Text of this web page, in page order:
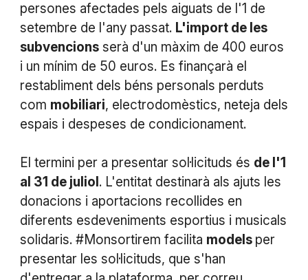
persones afectades pels aiguats de l'1 de
setembre de l'any passat. L'import de les
subvencionsserà d'un màxim de 400 euros
i un mínim de 50 euros. Es finançarà el
restabliment dels béns personals perduts
com mobiliari, electrodomèstics, neteja dels
espais i despeses de condicionament.
El termini per a presentar sol·licituds és de l'1
al 31 de juliol . L'entitat destinarà als ajuts les
donacions i aportacions recollides en
diferents esdeveniments esportius i musicals
solidaris. #Monsortirem facilita models per
presentar les sol·licituds, que s'han